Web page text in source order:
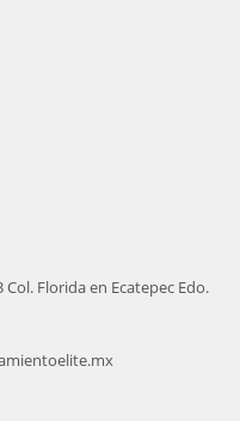
Col. Florida en Ecatepec Edo.